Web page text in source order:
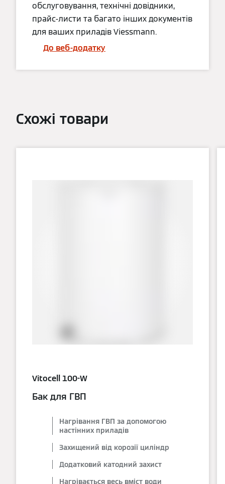
обслуговування, технічні довідники,
прайс-листи та багато інших документів
для ваших приладів Viessmann.
До веб-додатку
Схожі товари
Vitocell 100-W
Бак для ГВП
Нагрівання ГВП за допомогою
настінних приладів
Захищений від корозії циліндр
Додатковий катодний захист
Нагрівається весь вміст води